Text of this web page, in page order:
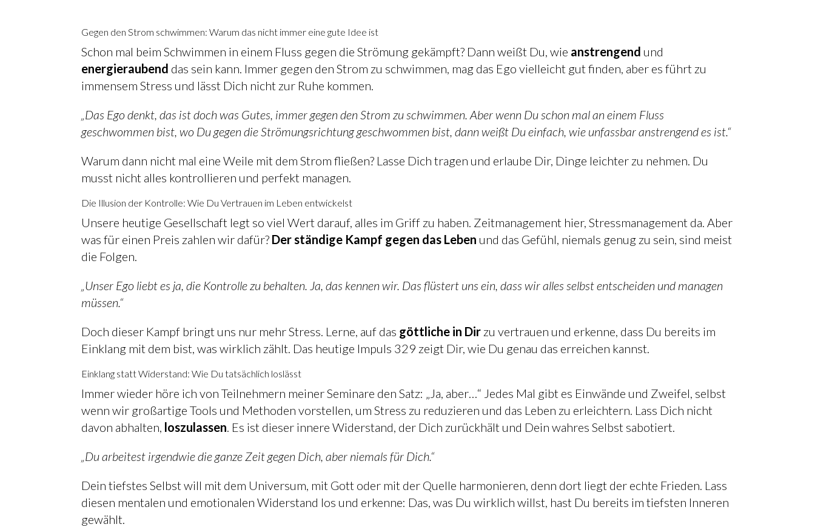
Gegen den Strom schwimmen: Warum das nicht immer eine gute Idee ist
Schon mal beim Schwimmen in einem Fluss gegen die Strömung gekämpft? Dann weißt Du, wie anstrengend
energieraubend das sein kann. Immer gegen den Strom zu schwimmen, mag das Ego vielleicht gut finden, aber es führt zu
immensem Stress und lässt Dich nicht zur Ruhe kommen.
„Das Ego denkt, das ist doch was Gutes, immer gegen den Strom zu schwimmen. Aber wenn Du schon mal an einem Fluss
geschwommen bist, wo Du gegen die Strömungsrichtung geschwommen bist, dann weißt Du einfach, wie unfassbar anstrengend es ist.“
Warum dann nicht mal eine Weile mit dem Strom fließen? Lasse Dich tragen und erlaube Dir, Dinge leichter zu nehmen. Du
musst nicht alles kontrollieren und perfekt managen.
Die Illusion der Kontrolle: Wie Du Vertrauen im Leben entwickelst
Unsere heutige Gesellschaft legt so viel Wert darauf, alles im Griff zu haben. Zeitmanagement hier, Stressmanagement da. Aber
was für einen Preis zahlen wir dafür? Der ständige Kampf gegen das Leben und das Gefühl, niemals genug zu sein, sind meist
die Folgen.
„Unser Ego liebt es ja, die Kontrolle zu behalten. Ja, das kennen wir. Das flüstert uns ein, dass wir alles selbst entscheiden und managen
müssen.“
Doch dieser Kampf bringt uns nur mehr Stress. Lerne, auf das göttliche in Dir zu vertrauen und erkenne, dass Du bereits im
Einklang mit dem bist, was wirklich zählt. Das heutige Impuls 329 zeigt Dir, wie Du genau das erreichen kannst.
Einklang statt Widerstand: Wie Du tatsächlich loslässt
Immer wieder höre ich von Teilnehmern meiner Seminare den Satz: „Ja, aber…“ Jedes Mal gibt es Einwände und Zweifel, selbst
wenn wir großartige Tools und Methoden vorstellen, um Stress zu reduzieren und das Leben zu erleichtern. Lass Dich nicht
davon abhalten, loszulassen. Es ist dieser innere Widerstand, der Dich zurückhält und Dein wahres Selbst sabotiert.
„Du arbeitest irgendwie die ganze Zeit gegen Dich, aber niemals für Dich.“
Dein tiefstes Selbst will mit dem Universum, mit Gott oder mit der Quelle harmonieren, denn dort liegt der echte Frieden. Lass
diesen mentalen und emotionalen Widerstand los und erkenne: Das, was Du wirklich willst, hast Du bereits im tiefsten Inneren
gewählt.